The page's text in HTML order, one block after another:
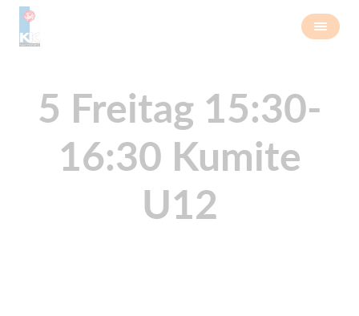
5 Freitag 15:30-
16:30 Kumite
U12